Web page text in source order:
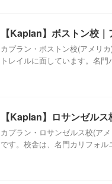
【Kaplan】ボストン校｜
カプラン・ボストン校(アメリ
トレイルに面しています。名
【Kaplan】ロサンゼル
カプラン・ロサンゼルス校(ア
です。校舎は、名門カリフォ